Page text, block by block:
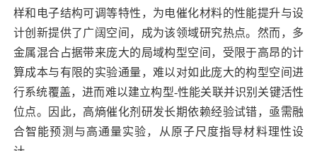
样和电子结构可调等特性，为电催化材料的性能提升与设
计创新提供了广阔空间，成为该领域研究热点。然而，多
金属混合占据带来庞大的局域构型空间，受限于高昂的计
算成本与有限的实验通量，难以对如此庞大的构型空间进
行系统覆盖，进而难以建立构型-性能关联并识别关键活性
位点。因此，高熵催化剂研发长期依赖经验试错，亟需融
合智能预测与高通量实验，从原子尺度指导材料理性设